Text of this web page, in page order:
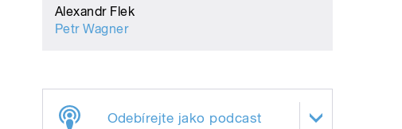
Alexandr Flek
Petr Wagner
Odebírejte jako podcast